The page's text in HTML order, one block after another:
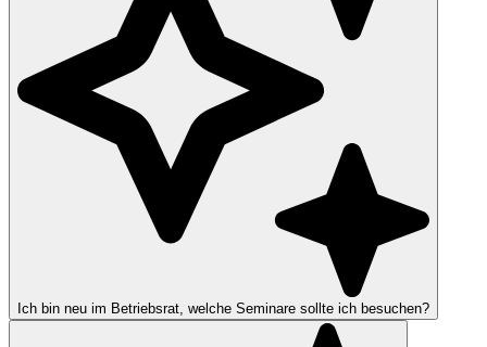
Ich bin neu im Betriebsrat, welche Seminare sollte ich besuchen?